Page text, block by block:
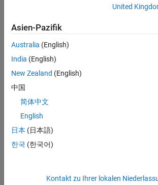
noch
keine
offenen
Stellen
können,
die
Ihren
entsprechen,
werden
unseres
United
Asien-Pazifik
Australia (English)
India (English)
New Zealand (English)
中国
简体中文
English
日本 (日本語)
한국 (한국어)
Kontakt zu Ihrer lokalen